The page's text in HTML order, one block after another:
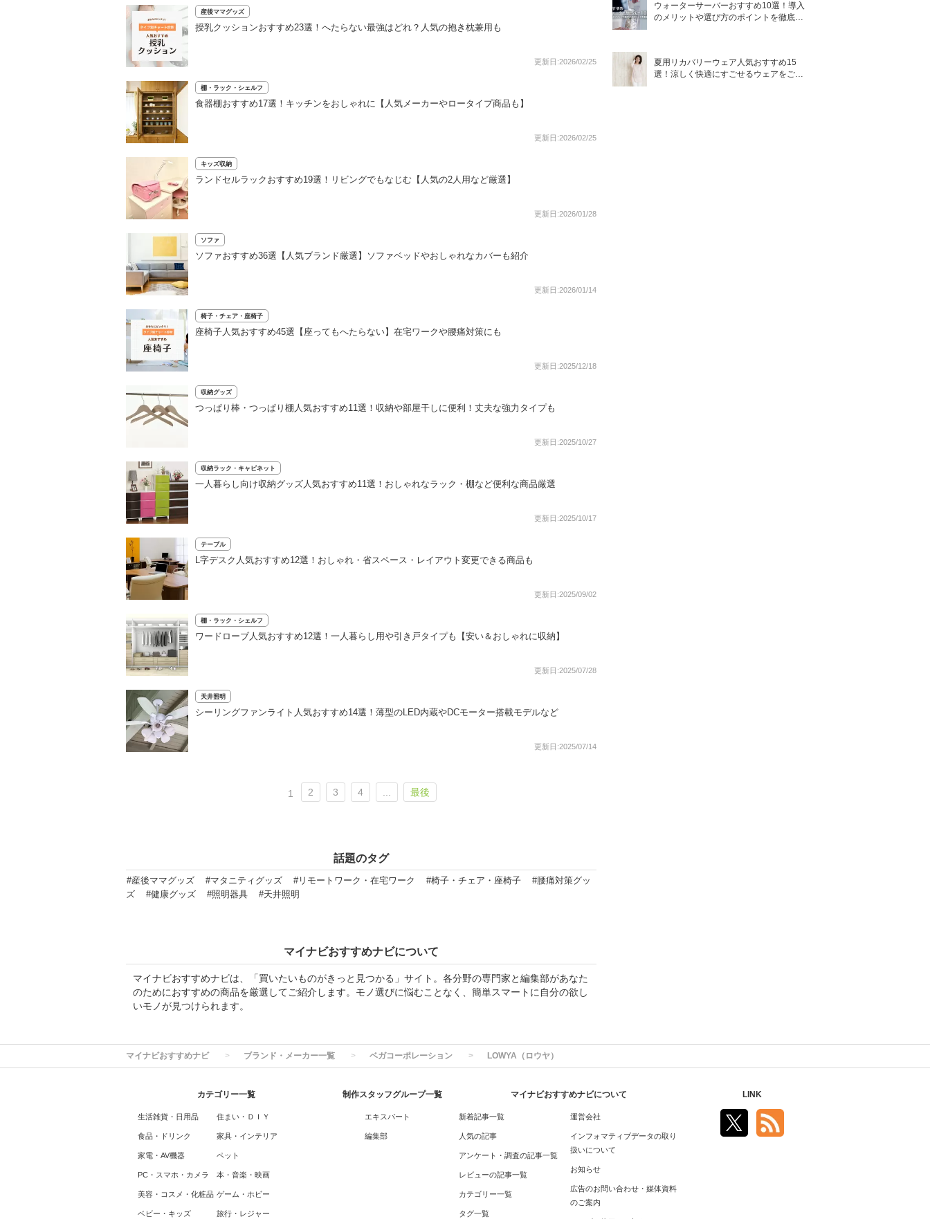
産後ママグッズ
授乳クッションおすすめ23選！へたらない最強はどれ？人気の抱き枕兼用も
更新日:2026/02/25
棚・ラック・シェルフ
食器棚おすすめ17選！キッチンをおしゃれに【人気メーカーやロータイプ商品も】
更新日:2026/02/25
キッズ収納
ランドセルラックおすすめ19選！リビングでもなじむ【人気の2人用など厳選】
更新日:2026/01/28
ソファ
ソファおすすめ36選【人気ブランド厳選】ソファベッドやおしゃれなカバーも紹介
更新日:2026/01/14
椅子・チェア・座椅子
座椅子人気おすすめ45選【座ってもへたらない】在宅ワークや腰痛対策にも
更新日:2025/12/18
収納グッズ
つっぱり棒・つっぱり棚人気おすすめ11選！収納や部屋干しに便利！丈夫な強力タイプも
更新日:2025/10/27
収納ラック・キャビネット
一人暮らし向け収納グッズ人気おすすめ11選！おしゃれなラック・棚など便利な商品厳選
更新日:2025/10/17
テーブル
L字デスク人気おすすめ12選！おしゃれ・省スペース・レイアウト変更できる商品も
更新日:2025/09/02
棚・ラック・シェルフ
ワードローブ人気おすすめ12選！一人暮らし用や引き戸タイプも【安い＆おしゃれに収納】
更新日:2025/07/28
天井照明
シーリングファンライト人気おすすめ14選！薄型のLED内蔵やDCモーター搭載モデルなど
更新日:2025/07/14
1 2 3 4 最後
話題のタグ
#産後ママグッズ #マタニティグッズ #リモートワーク・在宅ワーク #椅子・チェア・座椅子
#腰痛対策グッ
ズ
#健康グッズ #照明器具 #天井照明
マイナビおすすめナビについて
マイナビおすすめナビは、「買いたいものがきっと見つかる」サイト。各分野の専門家と編集部があなた
のためにおすすめの商品を厳選してご紹介します。モノ選びに悩むことなく、簡単スマートに自分の欲し
いモノが見つけられます。
ウォーターサーバーおすすめ10選！導入
のメリットや選び方のポイントを徹底解
夏用リカバリーウェア人気おすすめ15
選！涼しく快適にすごせるウェアをご紹
マイナビおすすめナビ ブランド・メーカー一覧 ベガコーポレーション LOWYA（ロウヤ）
カテゴリー一覧
生活雑貨・日用品
食品・ドリンク
家電・AV機器
PC・スマホ・カメラ
美容・コスメ・化粧品
ベビー・キッズ
住まい・ＤＩＹ
家具・インテリア
ペット
本・音楽・映画
ゲーム・ホビー
旅行・レジャー
制作スタッフグループ一覧
エキスパート
編集部
マイナビおすすめナビについて
新着記事一覧
人気の記事
アンケート・調査の記事一覧
レビューの記事一覧
カテゴリー一覧
タグ一覧
運営会社
インフォマティブデータの取り
扱いについて
お知らせ
広告のお問い合わせ・媒体資料
のご案内
LINK